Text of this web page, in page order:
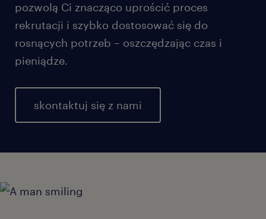
pozwolą Ci znacząco uprościć proces
rekrutacji i szybko dostosować się do
rosnących potrzeb – oszczędzając czas i
pieniądze.
skontaktuj się z nami